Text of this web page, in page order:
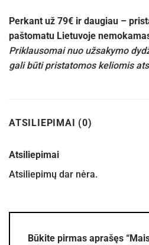
Perkant už 79€ ir daugiau –
paštomatu Lietuvoje
Priklausomai nuo užsakymo
gali būti pristatomos keliomis
ATSILIEPIMAI (0)
Atsiliepimai
Atsiliepimų dar nėra.
Būkite pirmas aprašęs